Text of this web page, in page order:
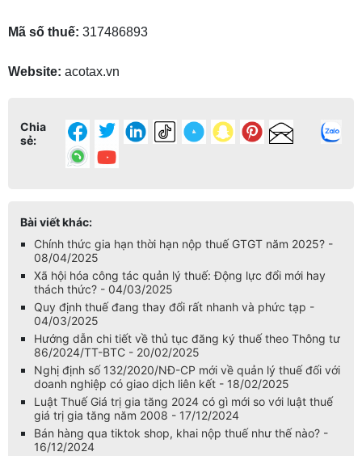
Mã số thuế: 317486893
Website: acotax.vn
Chia
sẻ:
Bài viết khác:
Chính thức gia hạn thời hạn nộp thuế GTGT năm 2025? -
08/04/2025
Xã hội hóa công tác quản lý thuế: Động lực đổi mới hay
thách thức? - 04/03/2025
Quy định thuế đang thay đổi rất nhanh và phức tạp -
04/03/2025
Hướng dẫn chi tiết về thủ tục đăng ký thuế theo Thông tư
86/2024/TT-BTC - 20/02/2025
Nghị định số 132/2020/NĐ-CP mới về quản lý thuế đối với
doanh nghiệp có giao dịch liên kết - 18/02/2025
Luật Thuế Giá trị gia tăng 2024 có gì mới so với luật thuế
giá trị gia tăng năm 2008 - 17/12/2024
Bán hàng qua tiktok shop, khai nộp thuế như thế nào? -
16/12/2024